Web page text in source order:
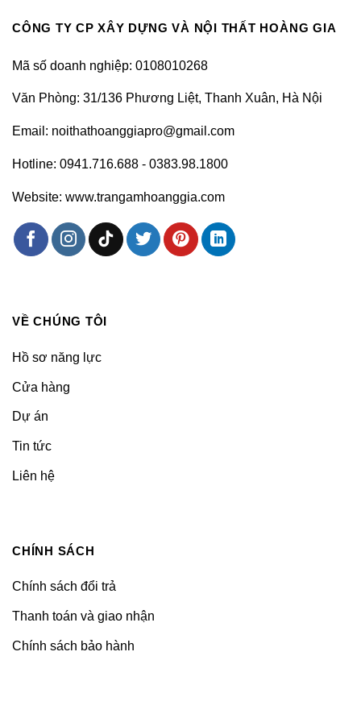
CÔNG TY CP XÂY DỰNG VÀ NỘI THẤT HOÀNG GIA
Mã số doanh nghiệp: 0108010268
Văn Phòng: 31/136 Phương Liệt, Thanh Xuân, Hà Nội
Email: noithathoanggiapro@gmail.com
Hotline: 0941.716.688 - 0383.98.1800
Website: www.trangamhoanggia.com
VỀ CHÚNG TÔI
Hồ sơ năng lực
Cửa hàng
Dự án
Tin tức
Liên hệ
CHÍNH SÁCH
Chính sách đổi trả
Thanh toán và giao nhận
Chính sách bảo hành